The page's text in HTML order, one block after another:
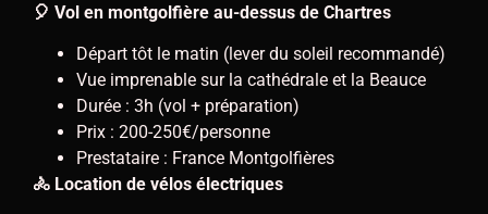
🎈 Vol en montgolfière au-dessus de Chartres
Départ tôt le matin (lever du soleil recommandé)
Vue imprenable sur la cathédrale et la Beauce
Durée : 3h (vol + préparation)
Prix : 200-250€/personne
Prestataire : France Montgolfières
🚴 Location de vélos électriques